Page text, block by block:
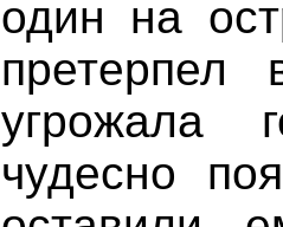
один на
угрожала
чудесно